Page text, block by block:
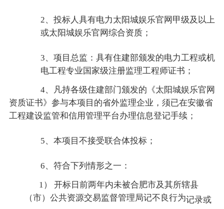
2、投标人具有电力太阳城娱乐官网甲级及以上
或太阳城娱乐官网综合资质；
3、项目总监：具有住建部颁发的电力工程或机
电工程专业国家级注册监理工程师证书；
4、凡持各级住建部门颁发的《太阳城娱乐官网
资质证书》参与本项目的省外监理企业，须已在安徽省
工程建设监管和信用管理平台办理信息登记手续；
5、本项目不接受联合体投标；
6、符合下列情形之一：
1） 开标日前两年内未被合肥市及其所辖县
（市）公共资源交易监督管理局记不良行为记录或